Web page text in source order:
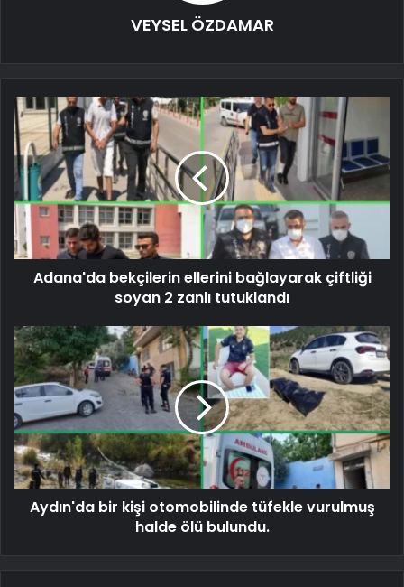
VEYSEL ÖZDAMAR
Adana'da bekçilerin ellerini bağlayarak çiftliği
soyan 2 zanlı tutuklandı
Aydın'da bir kişi otomobilinde tüfekle vurulmuş
halde ölü bulundu.